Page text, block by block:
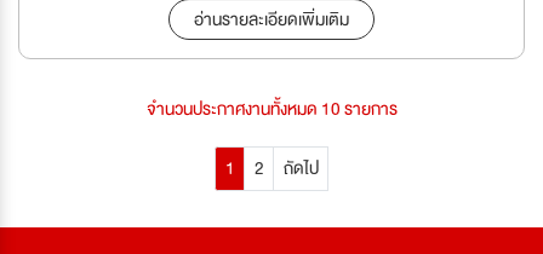
อ่านรายละเอียดเพิ่มเติม
จำนวนประกาศงานทั้งหมด 10 รายการ
1 2 ถัดไป